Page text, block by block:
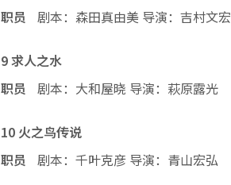
职员
剧本：森田真由美 导演：吉村文宏
9 求人之水
职员
剧本：大和屋晓 导演：萩原露光
10 火之鸟传说
职员
剧本：千叶克彦 导演：青山宏弘